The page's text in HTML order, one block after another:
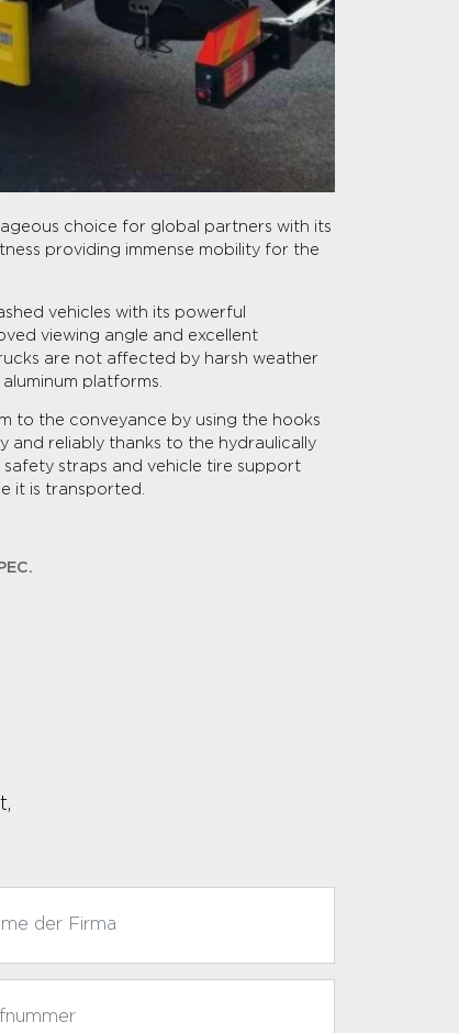
choice for global partners with its
providing immense mobility for the
vehicles with its powerful
viewing angle and excellent
are not affected by harsh weather
platforms.
to the conveyance by using the hooks
and reliably thanks to the hydraulically
straps and vehicle tire support
it is transported.